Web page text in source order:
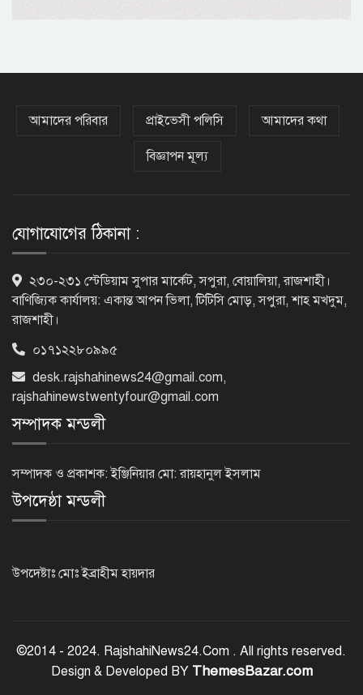
হরমুজ প্রণালি খুলতে যুক্তরাষ্ট্রকে ইরানের ৬
স্বামী
ফ্যাসিবাদবিরোধী শক্তির ঐক্যবদ্ধ প্রচেষ্টা
ছাড়া জুলাই গণঅভ্যুত্থানের প্রত্যাশা পূরণ
হবে না
মাদক-সন্ত্রাস প্রতিরোধে জনগণকে পাশে
থাকার আহ্বান
কীভাবে হবে: ভারতের উদ্দেশে সালাহউদ্দিন
আমাদের পরিবার প্রাইভেসী পলিসি আমাদের কথা
বিজ্ঞাপন মূল্য
যোগাযোগের ঠিকানা :
২৩০-২৩১ স্টেডিয়াম সুপার মার্কেট, সপুরা, বোয়ালিয়া, রাজশাহী।
বাণিজ্যিক কার্যালয়: একান্ত আপন ভিলা, টিটিসি মোড়, সপুরা, শাহ মখদুম,
রাজশাহী।
০১৭১২২৮০৯৯৫
desk.rajshahinews24@gmail.com,
rajshahinewstwentyfour@gmail.com
সম্পাদক মন্ডলী
সম্পাদক ও প্রকাশক: ইঞ্জিনিয়ার মো: রায়হানুল ইসলাম
উপদেষ্ঠা মন্ডলী
উপদেষ্টাঃ মোঃ ইব্রাহীম হায়দার
©2014 - 2024. RajshahiNews24.Com . All rights reserved.
Design & Developed BY ThemesBazar.com